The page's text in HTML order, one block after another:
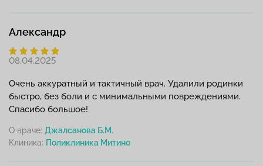
Александр
08.04.2025
Очень аккуратный и тактичный врач. Удалили родинки
быстро, без боли и с минимальными повреждениями.
Спасибо большое!
О враче: Джалсанова Б.М.
Клиника: